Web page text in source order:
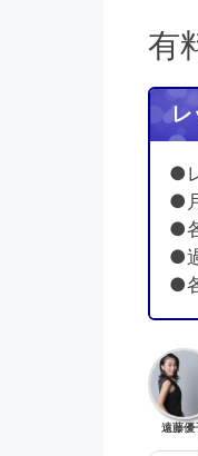
有
レ
●
●
●
●
●
遠藤優